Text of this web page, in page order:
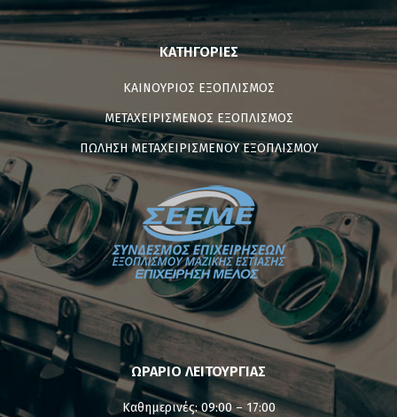
ΚΑΤΗΓΟΡΊΕΣ
ΚΑΙΝΟΥΡΙΟΣ ΕΞΟΠΛΙΣΜΟΣ
ΜΕΤΑΧΕΙΡΙΣΜΕΝΟΣ ΕΞΟΠΛΙΣΜΟΣ
ΠΩΛΗΣΗ ΜΕΤΑΧΕΙΡΙΣΜΕΝΟΥ ΕΞΟΠΛΙΣΜΟΥ
ΩΡΑΡΙΟ ΛΕΙΤΟΥΡΓΙΑΣ
Καθημερινές: 09:00 – 17:00